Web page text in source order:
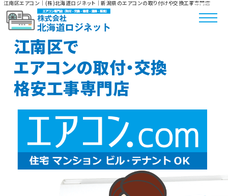
江南区エアコン｜(株)北海道ロジネット｜新潟県のエアコンの取り付けや交換工事専門店
江南区で
エアコンの取付・交換
格安工事専門店